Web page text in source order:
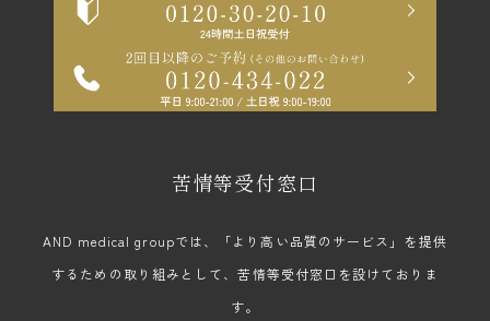
苦情等受付窓口
AND medical groupでは、「より高い品質のサービス」を提供
するための取り組みとして、苦情等受付窓口を設けておりま
す。